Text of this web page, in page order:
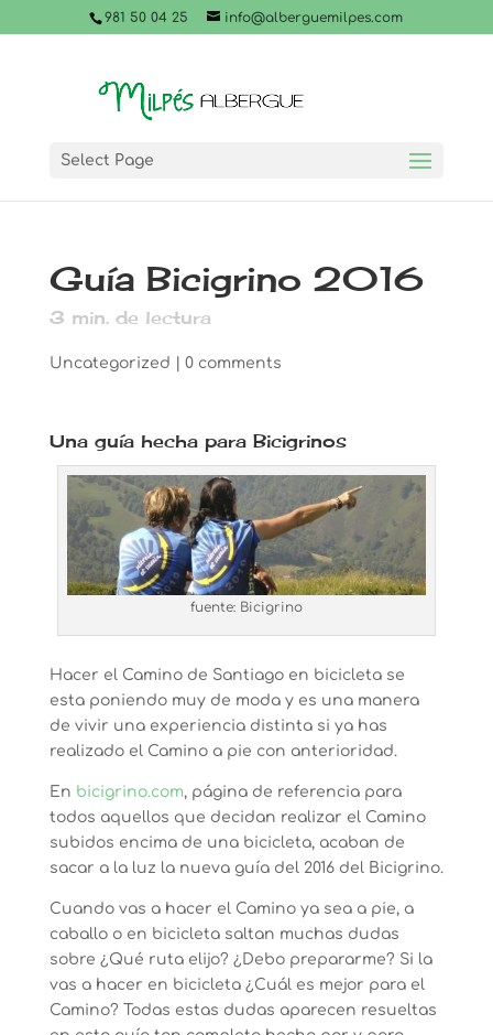
981 50 04 25 info@alberguemilpes.com
Select Page
Guía Bicigrino 2016
3 min. de lectura
Uncategorized 0 comments
Una guía hecha para Bicigrinos
fuente: Bicigrino
Hacer el Camino de Santiago en bicicleta se
esta poniendo muy de moda y es una manera
de vivir una experiencia distinta si ya has
realizado el Camino a pie con anterioridad.
En bicigrino.com, página de referencia para
todos aquellos que decidan realizar el Camino
subidos encima de una bicicleta, acaban de
sacar a la luz la nueva guía del 2016 del Bicigrino.
Cuando vas a hacer el Camino ya sea a pie, a
caballo o en bicicleta saltan muchas dudas
sobre ¿Qué ruta elijo? ¿Debo prepararme? Si la
vas a hacer en bicicleta ¿Cuál es mejor para el
Camino? Todas estas dudas aparecen resueltas